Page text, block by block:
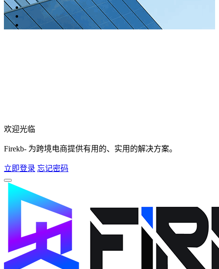
欢迎光临
Firekb- 为跨境电商提供有用的、实用的解决方案。
立即登录 忘记密码